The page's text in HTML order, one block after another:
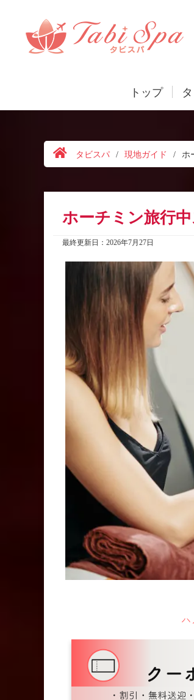
トップ
タビスパ / 現地ガイド / ホ
ホーチミン旅行
最終更新日：2026年7月27日